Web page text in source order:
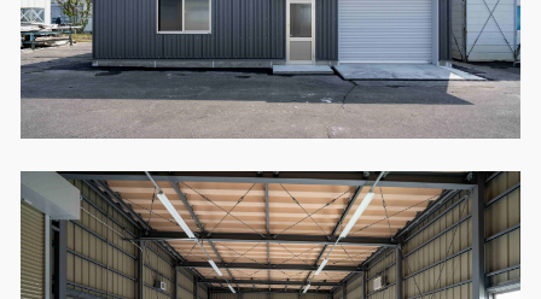
防災倉庫
展示場用地の募集